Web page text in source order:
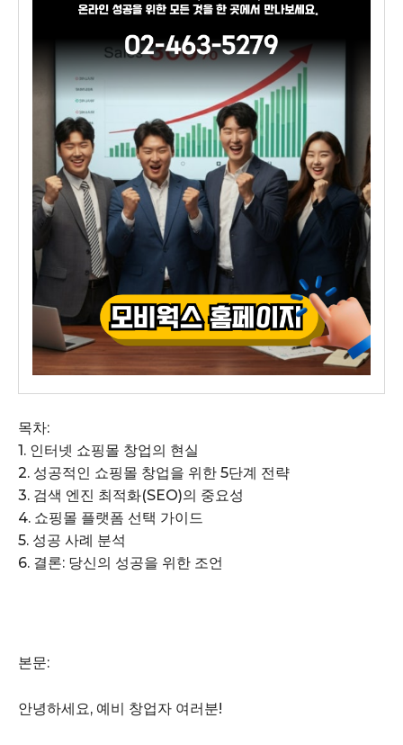
목차:
1. 인터넷 쇼핑몰 창업의 현실
2. 성공적인 쇼핑몰 창업을 위한 5단계 전략
3. 검색 엔진 최적화(SEO)의 중요성
4. 쇼핑몰 플랫폼 선택 가이드
5. 성공 사례 분석
6. 결론: 당신의 성공을 위한 조언
본문:
안녕하세요, 예비 창업자 여러분!